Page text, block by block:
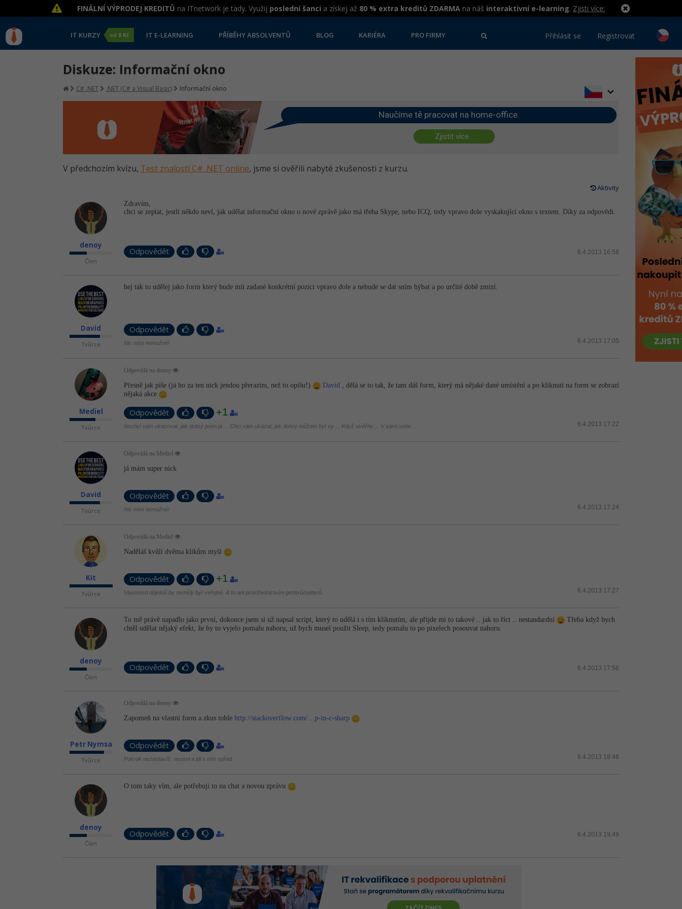
FINÁLNÍ VÝPRODEJ KREDITŮ na ITnetwork je tady. Využij poslední šanci a získej až 80 % extra kreditů ZDARMA na náš interaktivní e-learning. Zjisti více:
IT KURZY od 0 Kč IT E-LEARNING PŘÍBĚHY ABSOLVENTŮ BLOG KARIÉRA PRO FIRMY Přihlásit se Registrovat
Diskuze: Informační okno
C# .NET .NET (C# a Visual Basic) Informační okno
Naučíme tě pracovat na home-office.
Zjistit více...
V předchozím kvízu, Test znalostí C# .NET online, jsme si ověřili nabyté zkušenosti z kurzu.
Aktivity
denoy
Člen
Zdravím,
chci se zeptat, jestli někdo neví, jak udělat informační okno o nové zprávě jako má třeba Skype, nebo ICQ, tedy vpravo dole vyskakující okno s textem. Díky za odpovědi.
Odpovědět 6.4.2013 16:58
David
Tvůrce
hej tak to udělej jako form který bude mít zadané konkrétní pozici vpravo dole a nebude se dat sním hýbat a po určité době zmizí.
Odpovědět
6.4.2013 17:05
Nic néni nemožné!
Mediel
Tvůrce
Odpovídá na denoy
Přesně jak píše (já ho za ten nick jendou přerazim, než to opíšu!) David , dělá se to tak, že tam dáš form, který má nějaké dané umístění a po kliknutí na form se zobrazí
nějaká akce
Odpovědět +1
6.4.2013 17:22
Nechci vám ukazovat, jak dobrý jsem já ... Chci vám ukázat, jak dobrý můžete být vy ... Když uvěříte ... V sami sebe...
David
Tvůrce
Odpovídá na Mediel
já mám super nick
Odpovědět
6.4.2013 17:24
Nic néni nemožné!
Kit
Tvůrce
Odpovídá na Mediel
Naděláš kvůli dvěma klikům myší
Odpovědět +1
6.4.2013 17:27
Vlastnosti objektů by neměly být veřejné. A to ani prostřednictvím getterů/setterů.
denoy
Člen
To mě právě napadlo jako první, dokonce jsem si už napsal script, který to udělá i s tím kliknutím, ale přijde mi to takové .. jak to říct .. nestandardní
Třeba když bych
chtěl udělat nějaký efekt, že by to vyjelo pomalu nahoru, už bych musel použit Sleep, tedy pomalu to po pixelech posouvat nahoru.
Odpovědět 6.4.2013 17:56
Petr Nymsa
Tvůrce
Odpovídá na denoy
Zapomeň na vlastní form a zkus tohle http://stackoverflow.com/…p-in-c-sharp
Odpovědět
6.4.2013 18:46
Pokrok nezastavíš, neusni a jdi s ním vpřed
denoy
Člen
O tom taky vím, ale potřebuji to na chat a novou zprávu
Odpovědět 6.4.2013 19:49